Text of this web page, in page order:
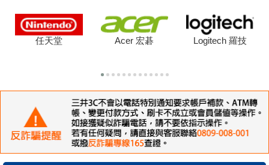
任天堂 Acer 宏碁 Logitech 羅技